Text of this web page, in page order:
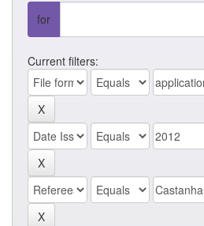
for
Current filters: